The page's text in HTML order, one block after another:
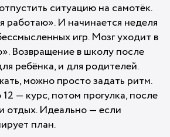
ситуацию на самотёк.
работаю». И начинается неделя
игр. Мозг уходит в
Возвращение в школу после
ребёнка, и для родителей.
можно просто задать ритм.
— курс, потом прогулка, после
отдых. Идеально — если
план.